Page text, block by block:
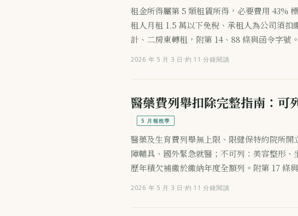
租金所得屬第 5 類租賃所得，必要費用 43%
租人月租 1.5 萬以下免稅、承租人為公司須
計、二房東轉租，附第 14、88 條與函令字號。
2026 年 5 月 3 日 ·約 11 分鐘閱讀
醫藥費列舉扣除完整指南：可
5 月報稅季
醫藥及生育費列舉無上限、限健保特約院所
障輔具、國外緊急就醫；不可列：美容整形
歷年積欠補繳於繳納年度全額列。附第 17 條
2026 年 5 月 3 日 ·約 11 分鐘閱讀